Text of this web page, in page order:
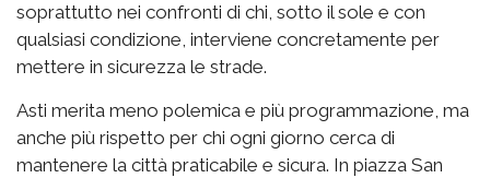
soprattutto nei confronti di chi, sotto il sole e con
qualsiasi condizione, interviene concretamente per
mettere in sicurezza le strade.
Asti merita meno polemica e più programmazione, ma
anche più rispetto per chi ogni giorno cerca di
mantenere la città praticabile e sicura. In piazza San